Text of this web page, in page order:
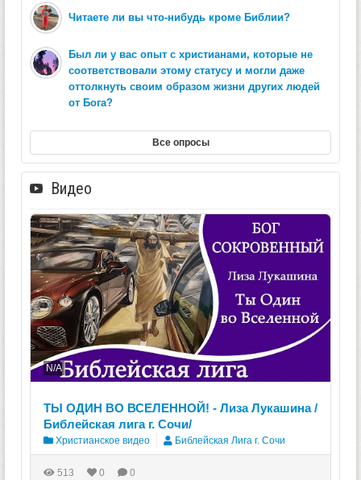
Читаете ли вы что-нибудь кроме Библии?
Был ли у вас опыт с христианами, которые не
соответствовали этому статусу и могли даже
оттолкнуть своим образом жизни других людей
от Бога?
Все опросы
Видео
N/A
ТЫ ОДИН ВО ВСЕЛЕННОЙ! - Лиза Лукашина /
Библейская лига г. Сочи/
Христианское видео Библейская Лига г. Сочи
513 0 0